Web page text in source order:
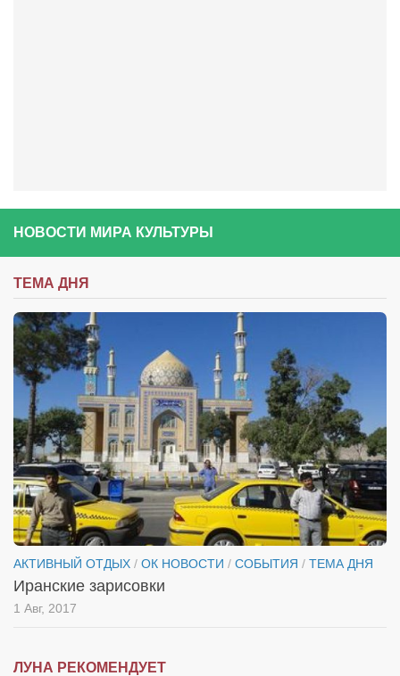
НОВОСТИ МИРА КУЛЬТУРЫ
ТЕМА ДНЯ
АКТИВНЫЙ ОТДЫХ / ОК НОВОСТИ / СОБЫТИЯ / ТЕМА ДНЯ
Иранские зарисовки
1 Авг, 2017
ЛУНА РЕКОМЕНДУЕТ